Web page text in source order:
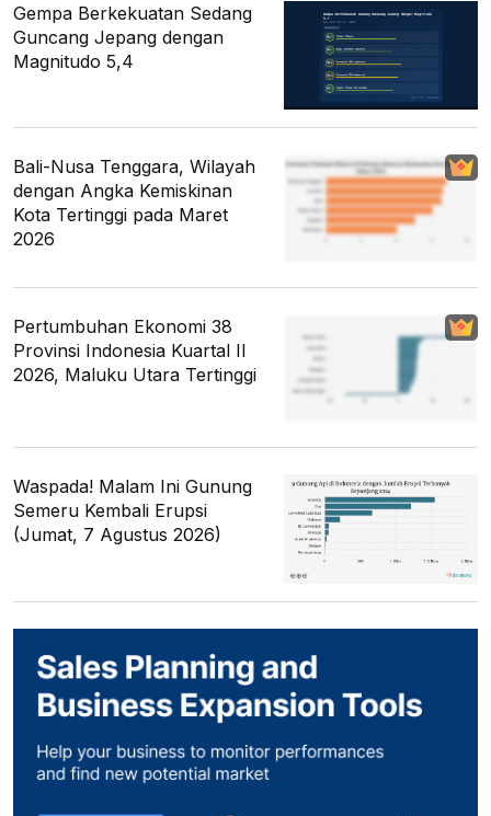
Gempa Berkekuatan Sedang
Guncang Jepang dengan
Magnitudo 5,4
Bali-Nusa Tenggara, Wilayah
dengan Angka Kemiskinan
Kota Tertinggi pada Maret
2026
Pertumbuhan Ekonomi 38
Provinsi Indonesia Kuartal II
2026, Maluku Utara Tertinggi
Waspada! Malam Ini Gunung
Semeru Kembali Erupsi
(Jumat, 7 Agustus 2026)